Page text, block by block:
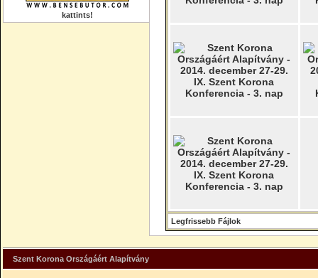
kattints!
Legfrissebb Fájlok
Szent Korona Országáért Alapítvány